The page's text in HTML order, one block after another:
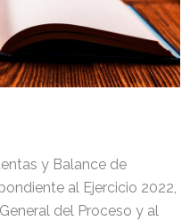
y Balance de
al Ejercicio 2022,
del Proceso y al